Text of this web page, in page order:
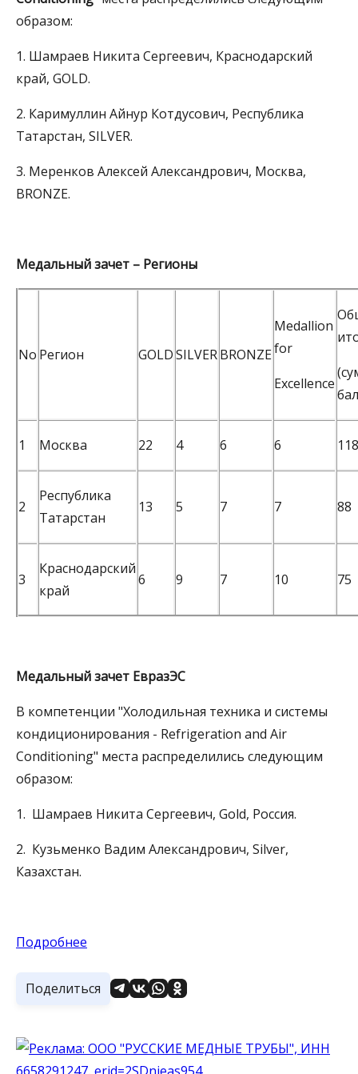
образом:
1. Шамраев Никита Сергеевич, Краснодарский
край, GOLD.
2. Каримуллин Айнур Котдусович, Республика
Татарстан, SILVER.
3. Меренков Алексей Александрович, Москва,
BRONZE.
Медальный зачет – Регионы
No Регион GOLDSILVERBRONZE
Medallion
for
Excellence
1 Москва 22 4 6 6 118
2
Республика
Татарстан
13 5 7 7 88
3
Краснодарский
край
6 9 7 10 75
Медальный зачет ЕвразЭС
В компетенции "Холодильная техника и системы
кондиционирования - Refrigeration and Air
Conditioning" места распределились следующим
образом:
1. Шамраев Никита Сергеевич, Gold, Россия.
2. Кузьменко Вадим Александрович, Silver,
Казахстан.
Подробнее
Поделиться